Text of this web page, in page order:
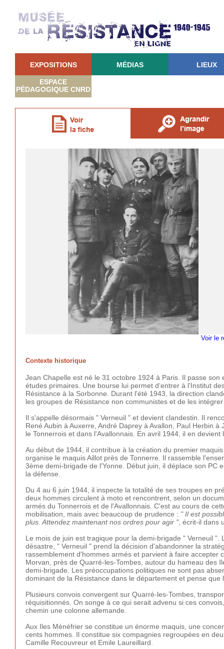
EXPOSITIONS MÉDIAS LIEUX
ESPACE
PÉDAGOGIQUE CNRD
Voir le
Contexte historique
Jean Chapelle est né le 31 octobre 1924 à Paris. Il passe
études primaires. Une bourse lui permet d‘entrer à l'Institut
Résistance à la Sorbonne. Durant l'été 1943, la direction
les groupes de Résistance non communistes et de les
Il s'appelle désormais " Verneuil " et devient clandestin. Il
René Aubin à Auxerre, André Daprey à Avallon, Paul Herbin
le Tonnerrois et dans l'Avallonnais. En avril 1944, il en
Au début de 1944, il contribue à la création du premier
organise le maquis Aillot près de Tonnerre. Il rassemble
3ème demi-brigade de l'Yonne. Début juin, il déplace son
la défense.
Du 4 au 6 juin 1944, il inspecte la totalité de ses troupes en
deux hommes circulent à moto et rencontrent, selon un
armés du Tonnerrois et de l'Avallonnais. C'est au cours de
mobilisation, mais avec beaucoup de prudence : " Il est
plus. Attendez maintenant nos ordres pour agir ", écrit-il dans
Le mois de juin est tragique pour la demi-brigade " Verneuil
désastre, " Verneuil " prend la décision d'abandonner la
rassemblement d'hommes armés et parvient à faire
Morvan, près de Quarré-les-Tombes, autour du hameau des
demi-brigade. Les préoccupations politiques ne sont pas
dominant de la Résistance dans le département et pense
Plusieurs convois convergent sur Quarré-les-Tombes,
réquisitionnés. On songe à ce qui serait advenu si ces
chemin une colonne allemande.
Aux Iles Ménéfrier se constitue un énorme maquis, une
cents hommes. Il constitue six compagnies regroupées en
Camille Recouvreur et Emile Laureillard.